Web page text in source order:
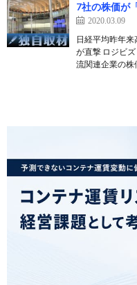
7社の株価が
2020.03.09
日経平均昨年
が直撃 ロジビ
流関連企業の